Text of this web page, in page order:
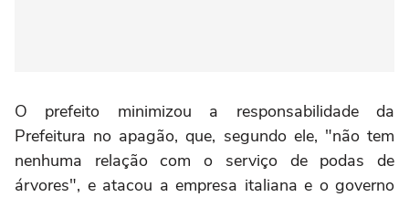
O prefeito minimizou a responsabilidade da
Prefeitura no apagão, que, segundo ele, "não tem
nenhuma relação com o serviço de podas de
árvores", e atacou a empresa italiana e o governo